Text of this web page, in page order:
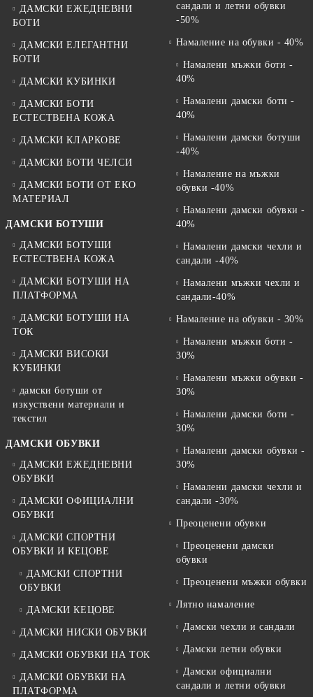
ДАМСКИ ЕЖЕДНЕВНИ
БОТИ
ДАМСКИ ЕЛЕГАНТНИ
БОТИ
ДАМСКИ КУБИНКИ
ДАМСКИ БОТИ
ЕСТЕСТВЕНА КОЖА
ДАМСКИ КЛАРКОВЕ
ДАМСКИ БОТИ ЧЕЛСИ
ДАМСКИ БОТИ ОТ EKO
МАТЕРИАЛ
ДАМСКИ БОТУШИ
ДАМСКИ БОТУШИ
ЕСТЕСТВЕНА КОЖА
ДАМСКИ БОТУШИ НА
ПЛАТФОРМА
ДАМСКИ БОТУШИ НА
ТОК
ДАМСКИ ВИСОКИ
КУБИНКИ
дамски ботуши от
изкуствени материали и
текстил
ДАМСКИ ОБУВКИ
ДАМСКИ ЕЖЕДНЕВНИ
ОБУВКИ
ДАМСКИ ОФИЦИАЛНИ
ОБУВКИ
ДАМСКИ СПОРТНИ
ОБУВКИ И КЕЦОВЕ
ДАМСКИ СПОРТНИ
ОБУВКИ
ДАМСКИ КЕЦОВЕ
ДАМСКИ НИСКИ ОБУВКИ
ДАМСКИ ОБУВКИ НА ТОК
ДАМСКИ ОБУВКИ НА
ПЛАТФОРМА
сандали и летни обувки
-50%
Намаление на обувки - 40%
Намалени мъжки боти -
40%
Намалени дамски боти -
40%
Намалени дамски ботуши
-40%
Намаление на мъжки
обувки -40%
Намалени дамски обувки -
40%
Намалени дамски чехли и
сандали -40%
Намалени мъжки чехли и
сандали-40%
Намаление на обувки - 30%
Намалени мъжки боти -
30%
Намалени мъжки обувки -
30%
Намалени дамски боти -
30%
Намалени дамски обувки -
30%
Намалени дамски чехли и
сандали -30%
Преоценени обувки
Преоценени дамски
обувки
Преоценени мъжки обувки
Лятно намаление
Дамски чехли и сандали
Дамски летни обувки
Дамски официални
сандали и летни обувки